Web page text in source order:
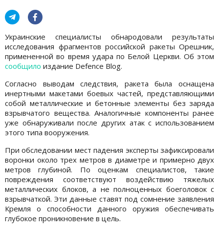
Украинские специалисты обнародовали результаты
исследования фрагментов российской ракеты Орешник,
примененной во время удара по Белой Церкви. Об этом
сообщило издание Defence Blog.
Согласно выводам следствия, ракета была оснащена
инертными макетами боевых частей, представляющими
собой металлические и бетонные элементы без заряда
взрывчатого вещества. Аналогичные компоненты ранее
уже обнаруживали после других атак с использованием
этого типа вооружения.
При обследовании мест падения эксперты зафиксировали
воронки около трех метров в диаметре и примерно двух
метров глубиной. По оценкам специалистов, такие
повреждения соответствуют воздействию тяжелых
металлических блоков, а не полноценных боеголовок с
взрывчаткой. Эти данные ставят под сомнение заявления
Кремля о способности данного оружия обеспечивать
глубокое проникновение в цель.